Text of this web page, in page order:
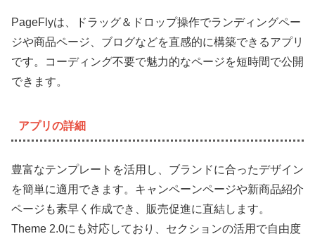
PageFlyは、ドラッグ＆ドロップ操作でランディングペー
ジや商品ページ、ブログなどを直感的に構築できるアプリ
です。コーディング不要で魅力的なページを短時間で公開
できます。
アプリの詳細
豊富なテンプレートを活用し、ブランドに合ったデザイン
を簡単に適用できます。キャンペーンページや新商品紹介
ページも素早く作成でき、販売促進に直結します。
Theme 2.0にも対応しており、セクションの活用で自由度